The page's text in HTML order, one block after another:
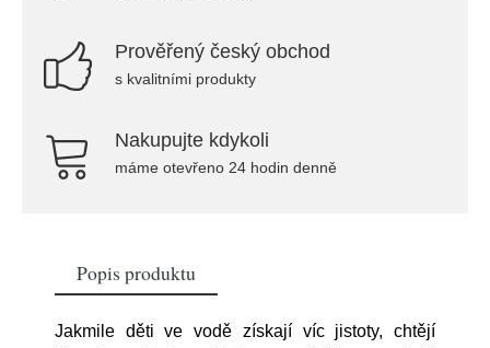
Prověřený český obchod
s kvalitními produkty
Nakupujte kdykoli
máme otevřeno 24 hodin denně
Popis produktu
Jakmile děti ve vodě získají víc jistoty, chtějí